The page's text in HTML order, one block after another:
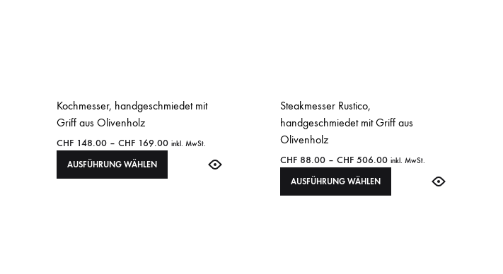
Kochmesser, handgeschmiedet mit
Griff aus Olivenholz
CHF 148.00 – CHF 169.00 inkl. MwSt.
AUSFÜHRUNG WÄHLEN
Steakmesser Rustico,
handgeschmiedet mit Griff aus
Olivenholz
CHF 88.00 – CHF 506.00 inkl. MwSt.
AUSFÜHRUNG WÄHLEN